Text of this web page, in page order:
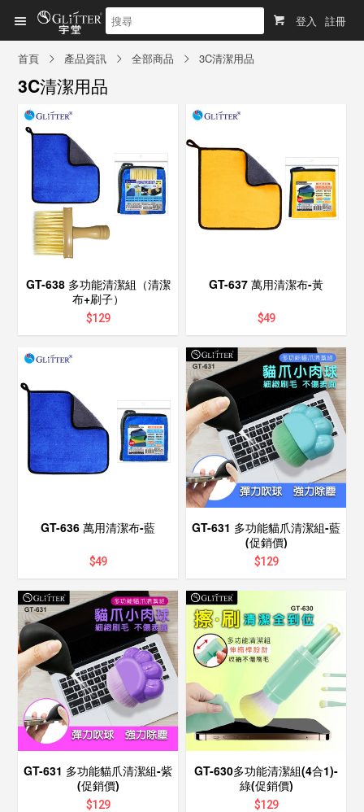
登入 註冊
首頁 產品資訊 全部商品 3C清潔用品
3C清潔用品
GT-638 多功能清潔組（清潔
布+刷子）
$129
GT-637 萬用清潔布-黃
$49
GT-636 萬用清潔布-藍
$49
GT-631 多功能貓爪清潔組-藍
(促銷價)
$129
GT-631 多功能貓爪清潔組-紫
(促銷價)
$129
GT-630多功能清潔組(4合1)-
綠(促銷價)
$129